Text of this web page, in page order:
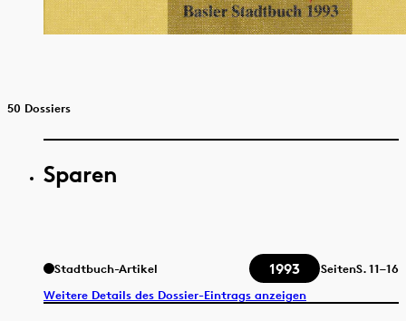
50 Dossiers
Sparen
Stadtbuch-Artikel 1993 SeitenS.11–16
Weitere Details des Dossier-Eintrags anzeigen